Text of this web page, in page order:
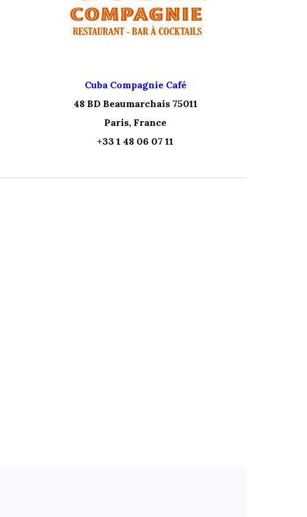
Cuba Compagnie Café
48 BD Beaumarchais 75011
Paris, France
+33 1 48 06 07 11